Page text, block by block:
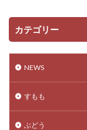
カテゴリー
NEWS
すもも
ぶどう